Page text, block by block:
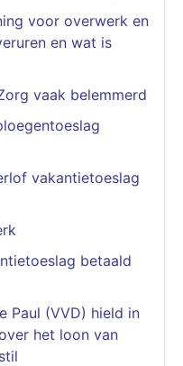
voor overwerk en
en wat is
vaak belemmerd
vakantietoeslag
betaald
Paul (VVD) hield in
het loon van